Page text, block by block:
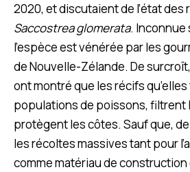
2020, et discutaient de l’état des
Saccostrea glomerata. Inconnue
l’espèce est vénérée par les
de Nouvelle-Zélande. De
ont montré que les récifs
populations de poissons, filtrent
protègent les côtes. Sauf que,
les récoltes massives tant pour
comme matériau de